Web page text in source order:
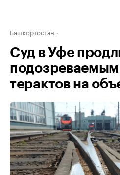
Башкортостан
Суд в Уфе
подозреваемым
терактов на